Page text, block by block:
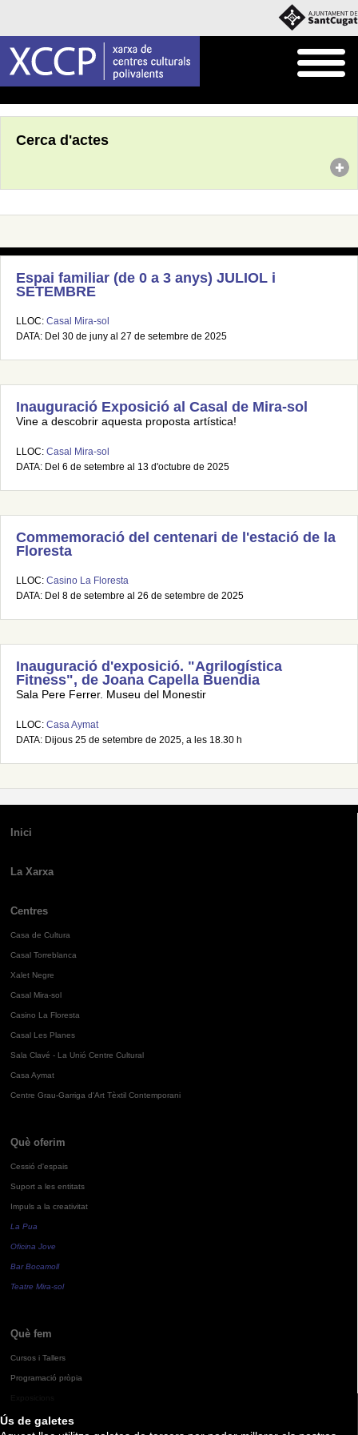
Ús de galetes
Cerca d'actes
Espai familiar (de 0 a 3 anys) JULIOL i
SETEMBRE
LLOC: Casal Mira-sol
DATA: Del 30 de juny al 27 de setembre de 2025
Inauguració Exposició al Casal de Mira-sol
Vine a descobrir aquesta proposta artística!
LLOC: Casal Mira-sol
DATA: Del 6 de setembre al 13 d'octubre de 2025
Commemoració del centenari de l'estació de la
Floresta
LLOC: Casino La Floresta
DATA: Del 8 de setembre al 26 de setembre de 2025
Inauguració d'exposició. "Agrilogística
Fitness", de Joana Capella Buendia
Sala Pere Ferrer. Museu del Monestir
LLOC: Casa Aymat
DATA: Dijous 25 de setembre de 2025, a les 18.30 h
Inici
La Xarxa
Centres
Casa de Cultura
Casal Torreblanca
Xalet Negre
Casal Mira-sol
Casino La Floresta
Casal Les Planes
Sala Clavé - La Unió Centre Cultural
Casa Aymat
Centre Grau-Garriga d'Art Tèxtil Contemporani
Què oferim
Cessió d'espais
Suport a les entitats
Impuls a la creativitat
La Pua
Oficina Jove
Bar Bocamoll
Teatre Mira-sol
Què fem
Cursos i Tallers
Programació pròpia